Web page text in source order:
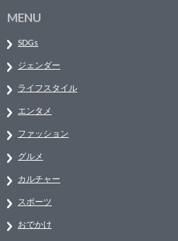
MENU
SDGs
ジェンダー
ライフスタイル
エンタメ
ファッション
グルメ
カルチャー
スポーツ
おでかけ